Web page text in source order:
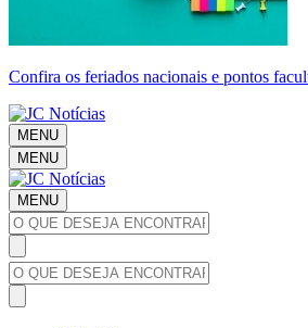
Confira os feriados nacionais e pontos
MENU
MENU
MENU